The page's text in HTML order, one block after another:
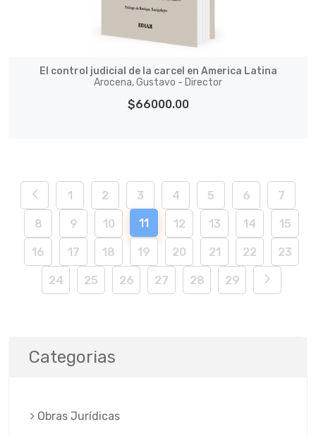
El control judicial de la carcel en America Latina
Arocena, Gustavo - Director
$66000.00
1 2 3 4 5 6 7
8 9 10 11 12 13 14 15
16 17 18 19 20 21 22 23
24 25 26 27 28 29
Categorias
Obras Jurí­dicas